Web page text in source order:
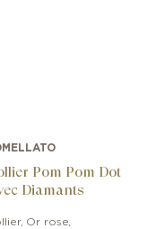
Pom Pom Dot
Diamants
, Or rose